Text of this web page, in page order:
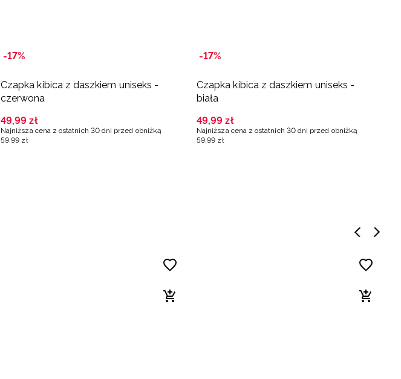
-17%
Czapka kibica z daszkiem uniseks -
czerwona
49,99 zł
Najniższa cena z ostatnich 30 dni przed obniżką
59,99 zł
-17%
Czapka kibica z daszkiem uniseks -
biała
49,99 zł
Najniższa cena z ostatnich 30 dni przed obniżką
59,99 zł